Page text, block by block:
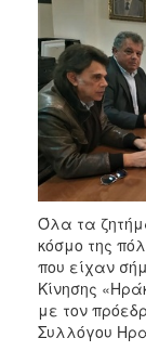
Όλα τα
κόσμο της
που είχαν
Κίνησης
με τον
Συλλόγου